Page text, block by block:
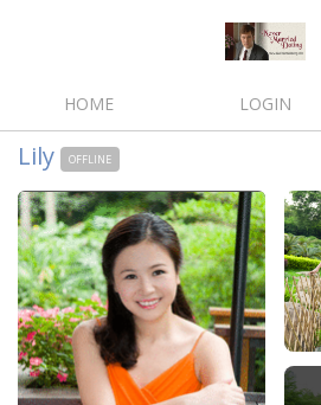
HOME LOGIN
Lily OFFLINE